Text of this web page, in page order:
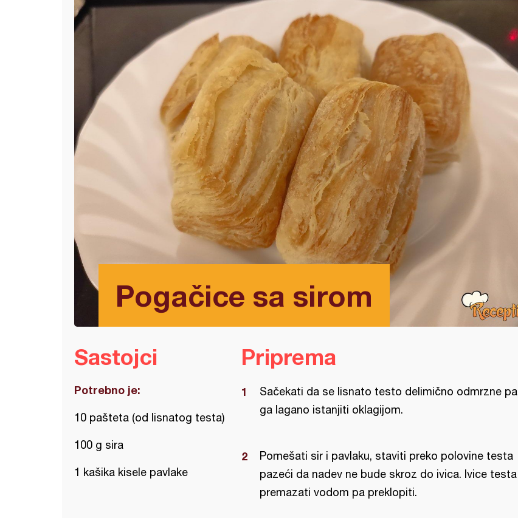
Pogačice sa sirom
Sastojci
Potrebno je:
10 pašteta (od lisnatog testa)
100 g sira
1 kašika kisele pavlake
Priprema
Sačekati da se lisnato testo delimično odmrzne pa
ga lagano istanjiti oklagijom.
Pomešati sir i pavlaku, staviti preko polovine testa
pazeći da nadev ne bude skroz do ivica. Ivice testa
premazati vodom pa preklopiti.